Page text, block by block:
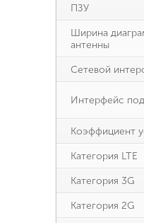
ПЗУ
Ширина
антенны
Сетевой
Интерфейс
Коэффициент
Категория LTE
Категория 3G
Категория 2G